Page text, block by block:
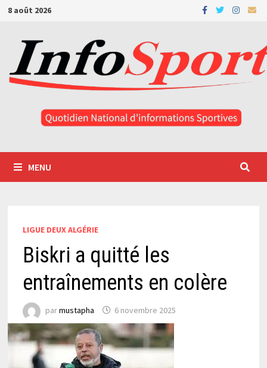
Passer
contenu
8 août 2026
MENU
LIGUE DEUX ALGÉRIE
Biskri a quitté les
entraînements en colère
parmustapha 6 novembre 2025